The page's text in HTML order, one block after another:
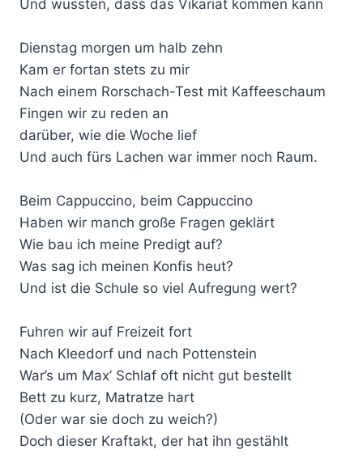
Und wussten, dass das Vikariat kommen kann
Dienstag morgen um halb zehn
Kam er fortan stets zu mir
Nach einem Rorschach-Test mit Kaffeeschaum
Fingen wir zu reden an
darüber, wie die Woche lief
Und auch fürs Lachen war immer noch Raum.
Beim Cappuccino, beim Cappuccino
Haben wir manch große Fragen geklärt
Wie bau ich meine Predigt auf?
Was sag ich meinen Konfis heut?
Und ist die Schule so viel Aufregung wert?
Fuhren wir auf Freizeit fort
Nach Kleedorf und nach Pottenstein
War’s um Max’ Schlaf oft nicht gut bestellt
Bett zu kurz, Matratze hart
(Oder war sie doch zu weich?)
Doch dieser Kraftakt, der hat ihn gestählt